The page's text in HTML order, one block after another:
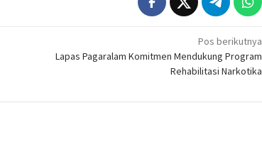
Pos berikutnya
Lapas Pagaralam Komitmen Mendukung Program
Rehabilitasi Narkotika